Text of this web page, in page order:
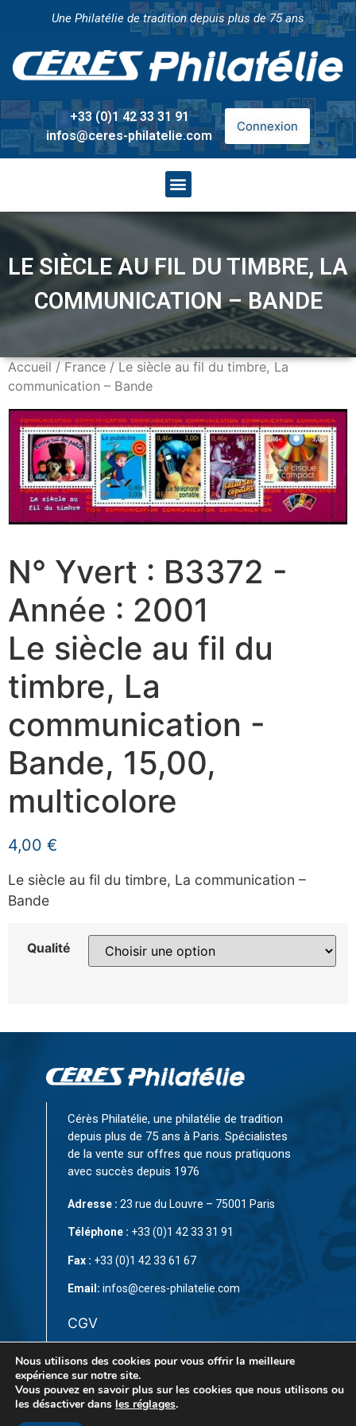
Une Philatélie de tradition depuis plus de 75 ans
+33 (0)1 42 33 31 91
infos@ceres-philatelie.com
Connexion
LE SIÈCLE AU FIL DU TIMBRE, LA
COMMUNICATION – BANDE
Accueil / France / Le siècle au fil du timbre, La
communication – Bande
N° Yvert : B3372 -
Année : 2001
Le siècle au fil du
timbre, La
communication -
Bande, 15,00,
multicolore
4,00 €
Le siècle au fil du timbre, La communication –
Bande
Qualité
Cérès Philatélie, une philatélie de tradition
depuis plus de 75 ans à Paris. Spécialistes
de la vente sur offres que nous pratiquons
avec succès depuis 1976
Adresse : 23 rue du Louvre – 75001 Paris
Téléphone : +33 (0)1 42 33 31 91
Fax : +33 (0)1 42 33 61 67
Email: infos@ceres-philatelie.com
CGV
Mentions légales
Contact
Nous utilisons des cookies pour vous offrir la meilleure
expérience sur notre site.
Vous pouvez en savoir plus sur les cookies que nous utilisons ou
les désactiver dans les réglages.